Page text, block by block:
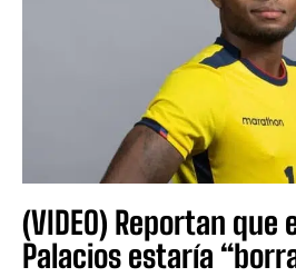
(VIDEO) Reportan que
Palacios estaría